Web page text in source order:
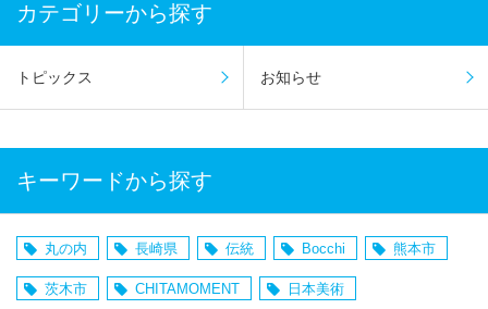
カテゴリーから探す
トピックス お知らせ
キーワードから探す
丸の内 長崎県 伝統 Bocchi 熊本市
茨木市 CHITAMOMENT 日本美術